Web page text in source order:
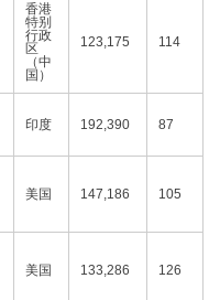
香港
特别
行政
区
（中
国）
123,175 114
印度 192,390 87
美国 147,186 105
美国 133,286 126